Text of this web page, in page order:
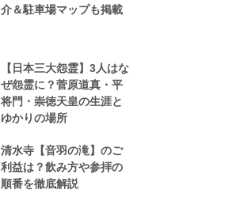
介＆駐車場マップも掲載
【日本三大怨霊】3人はな
ぜ怨霊に？菅原道真・平
将門・崇徳天皇の生涯と
ゆかりの場所
清水寺【音羽の滝】のご
利益は？飲み方や参拝の
順番を徹底解説